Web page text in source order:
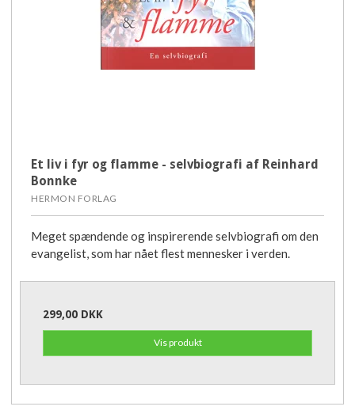
Et liv i fyr og flamme - selvbiografi af Reinhard
Bonnke
HERMON FORLAG
Meget spændende og inspirerende selvbiografi om den
evangelist, som har nået flest mennesker i verden.
299,00 DKK
Vis produkt